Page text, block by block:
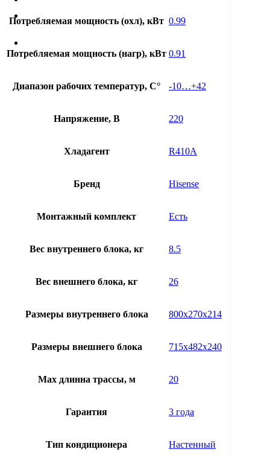
Потребляемая мощность (охл), кВт 0.99
Потребляемая мощность (нагр), кВт 0.91
Диапазон рабочих температур, С° -10…+42
Напряжение, В 220
Хладагент R410A
Бренд Hisense
Монтажный комплект Есть
Вес внутреннего блока, кг 8.5
Вес внешнего блока, кг 26
Размеры внутреннего блока 800x270x214
Размеры внешнего блока 715x482x240
Мах длинна трассы, м 20
Гарантия 3 года
Тип кондиционера Настенный